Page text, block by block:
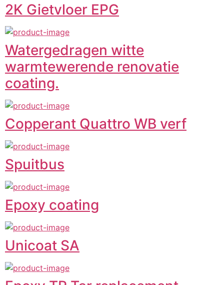
2K Gietvloer EPG
Watergedragen witte
warmtewerende renovatie
coating.
Copperant Quattro WB verf
Spuitbus
Epoxy coating
Unicoat SA